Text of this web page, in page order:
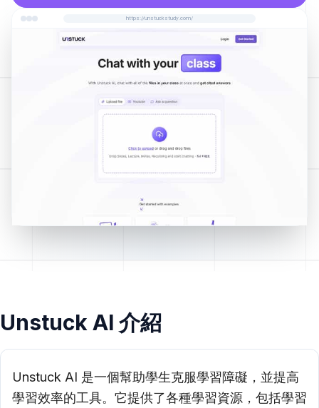
https://unstuckstudy.com/
Unstuck AI 介紹
Unstuck AI 是一個幫助學生克服學習障礙，並提高
學習效率的工具。它提供了各種學習資源，包括學習